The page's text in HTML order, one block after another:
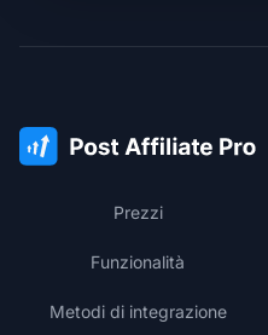
Prezzi
Funzionalità
Metodi di integrazione